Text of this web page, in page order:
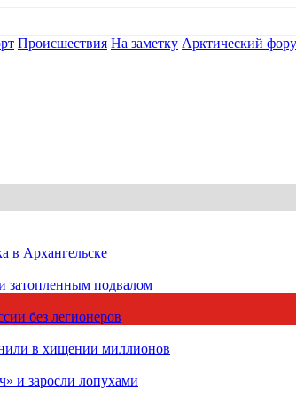
Происшествия На заметку Арктический
в Архангельске
затопленным подвалом
без легионеров
в хищении миллионов
и заросли лопухами